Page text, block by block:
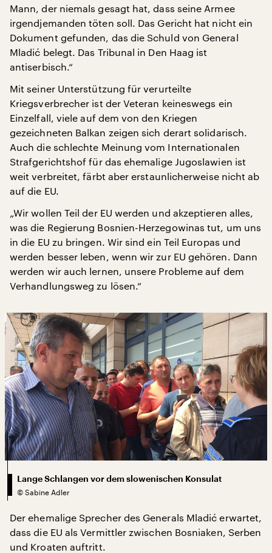
Mann, der niemals gesagt hat, dass seine Armee
irgendjemanden töten soll. Das Gericht hat nicht ein
Dokument gefunden, das die Schuld von General
Mladić belegt. Das Tribunal in Den Haag ist
antiserbisch.“
Mit seiner Unterstützung für verurteilte
Kriegsverbrecher ist der Veteran keineswegs ein
Einzelfall, viele auf dem von den Kriegen
gezeichneten Balkan zeigen sich derart solidarisch.
Auch die schlechte Meinung vom Internationalen
Strafgerichtshof für das ehemalige Jugoslawien ist
weit verbreitet, färbt aber erstaunlicherweise nicht ab
auf die EU.
„Wir wollen Teil der EU werden und akzeptieren alles,
was die Regierung Bosnien-Herzegowinas tut, um uns
in die EU zu bringen. Wir sind ein Teil Europas und
werden besser leben, wenn wir zur EU gehören. Dann
werden wir auch lernen, unsere Probleme auf dem
Verhandlungsweg zu lösen.“
Lange Schlangen vor dem slowenischen Konsulat
© Sabine Adler
Der ehemalige Sprecher des Generals Mladić erwartet,
dass die EU als Vermittler zwischen Bosniaken, Serben
und Kroaten auftritt.